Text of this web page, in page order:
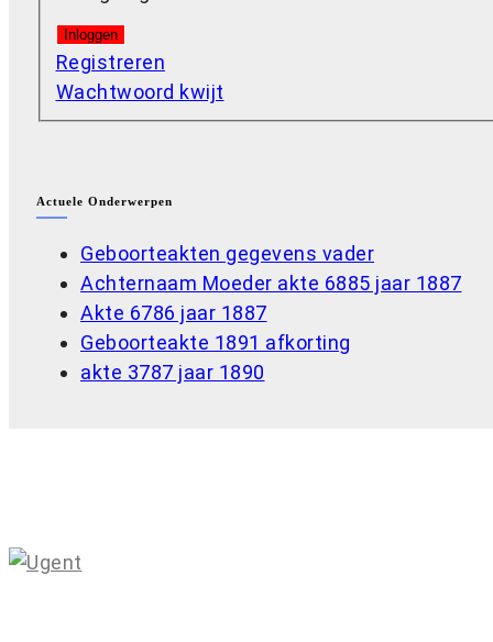
Inloggen
Registreren
Wachtwoord kwijt
Actuele Onderwerpen
Geboorteakten gegevens vader
Achternaam Moeder akte 6885 jaar 1887
Akte 6786 jaar 1887
Geboorteakte 1891 afkorting
akte 3787 jaar 1890